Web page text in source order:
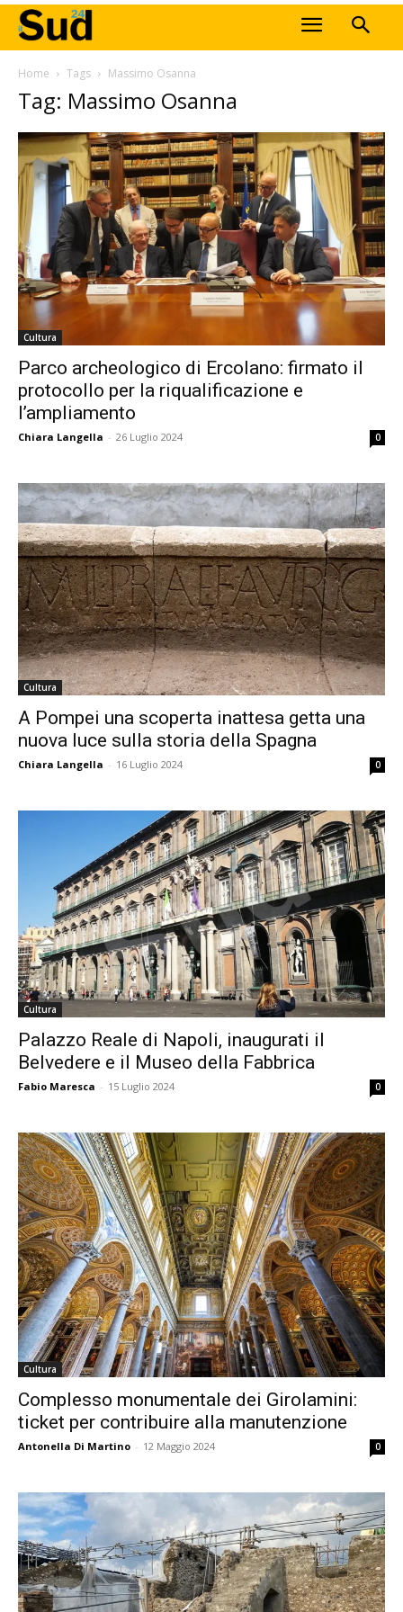
Home Tags Massimo Osanna
Tag: Massimo Osanna
Cultura
Parco archeologico di Ercolano: firmato il
protocollo per la riqualificazione e
l’ampliamento
Chiara Langella - 26 Luglio 2024 0
Cultura
A Pompei una scoperta inattesa getta una
nuova luce sulla storia della Spagna
Chiara Langella - 16 Luglio 2024 0
Cultura
Palazzo Reale di Napoli, inaugurati il
Belvedere e il Museo della Fabbrica
Fabio Maresca - 15 Luglio 2024 0
Cultura
Complesso monumentale dei Girolamini:
ticket per contribuire alla manutenzione
Antonella Di Martino - 12 Maggio 2024 0